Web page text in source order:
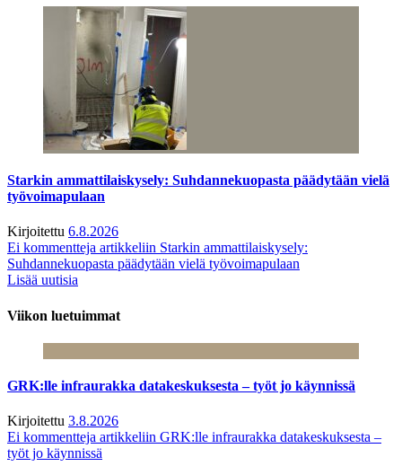
Starkin ammattilaiskysely: Suhdannekuopasta päädytään vielä
työvoimapulaan
Kirjoitettu 6.8.2026
Ei kommentteja artikkeliin Starkin ammattilaiskysely:
Suhdannekuopasta päädytään vielä työvoimapulaan
Lisää uutisia
Viikon luetuimmat
GRK:lle infraurakka datakeskuksesta – työt jo käynnissä
Kirjoitettu 3.8.2026
Ei kommentteja artikkeliin GRK:lle infraurakka datakeskuksesta –
työt jo käynnissä